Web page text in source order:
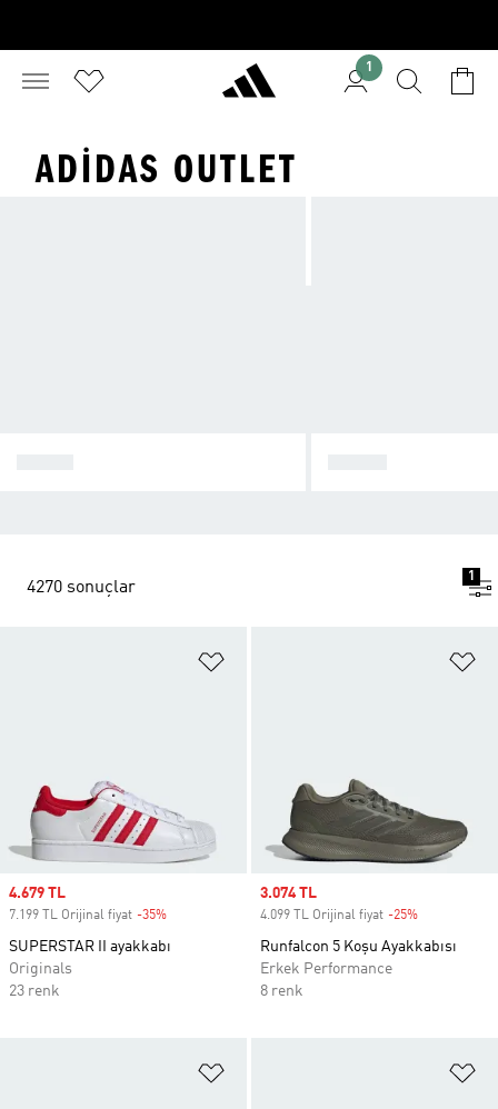
1
ADIDAS OUTLET
4270 sonuçlar
1
Sale price
4.679 TL
7.199 TL Orijinal fiyat -35%
SUPERSTAR II ayakkabı
Originals
23 renk
Sale price
3.074 TL
4.099 TL Orijinal fiyat -25%
Runfalcon 5 Koşu Ayakkabısı
Erkek Performance
8 renk